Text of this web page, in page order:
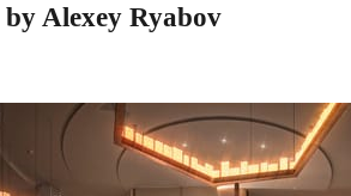
Alexey Ryabov